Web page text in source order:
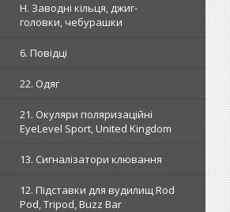
H. Заводні кільця, джиг-
головки, чебурашки
6. Повідці
22. Одяг
21. Окуляри поляризаційні
EyeLevel Sport, United Kingdom
13. Сигналізатори клювання
12. Підставки для вудилищ Rod
Pod, Tripod, Buzz Bar